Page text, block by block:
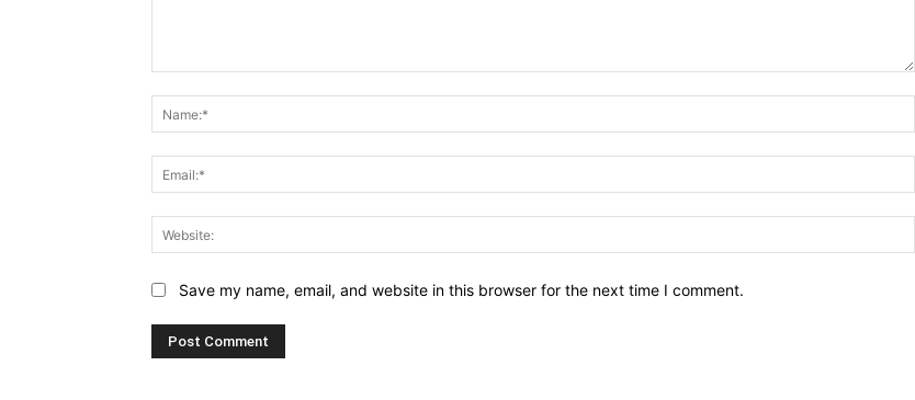
Save my name, email, and website in this browser for the next time I comment.